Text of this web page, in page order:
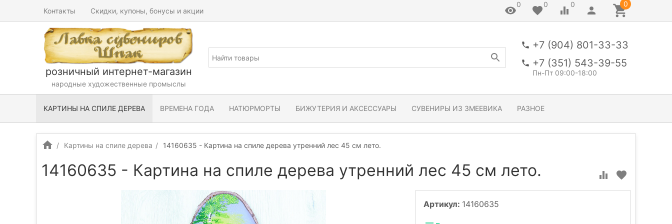
Контакты Скидки, купоны, бонусы и акции
0 0 0 0
розничный интернет-магазин
народные художественные промыслы
+7 (904) 801-33-33
+7 (351) 543-39-55
Пн-Пт 09:00-18:00
КАРТИНЫ НА СПИЛЕ ДЕРЕВА ВРЕМЕНА ГОДА НАТЮРМОРТЫ БИЖУТЕРИЯ И АКСЕССУАРЫ СУВЕНИРЫ ИЗ ЗМЕЕВИКА РАЗНОЕ
Картины на спиле дерева 14160635 - Картина на спиле дерева утренний лес 45 см лето.
14160635 - Картина на спиле дерева утренний лес 45 см лето.
Артикул: 14160635